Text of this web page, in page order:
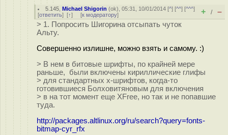
5.145 ,Michael Shigorin (ok), 05:31, 10/01/2014 [^] [^^] [^^^]
[ответить] [↑] [к модератору] + / –
> 1. Попросить Шигорина отсыпать чуток
Альту.
Совершенно излишне, можно взять и самому. :)
> В нем в битовые шрифты, по крайней мере
раньше, были включены кириллические глифы
> для стандартных x-шрифтов, когда-то
готовившиеся Болховитяновым для включения
> в на тот момент еще XFree, но так и не попавшие
туда.
http://packages.altlinux.org/ru/search?query=fonts-
bitmap-cyr_rfx